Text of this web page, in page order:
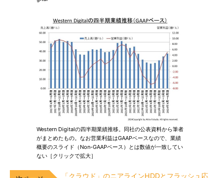
Western Digitalの四半期業績推移。同社の公表資料から筆者
がまとめたもの。なお営業利益はGAAPベースなので、業績
概要のスライド（Non-GAAPベース）とは数値が一致してい
ない［クリックで拡大］
「クラウド」のニアラインHDDとフラッシュ応